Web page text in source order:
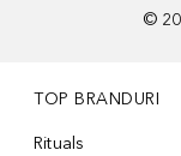
©
TOP BRANDURI
Rituals